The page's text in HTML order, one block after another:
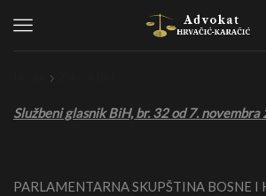
Menu
Službeni glasnik BiH, br. 32 od 7. novembra
PARLAMENTARNA SKUPŠTINA BOSNE I